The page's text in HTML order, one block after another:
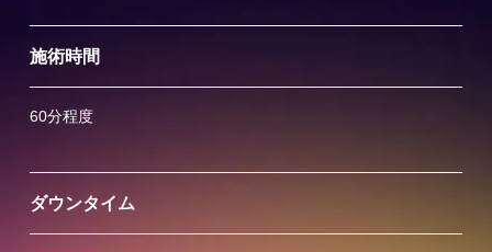
施術時間
60分程度
ダウンタイム